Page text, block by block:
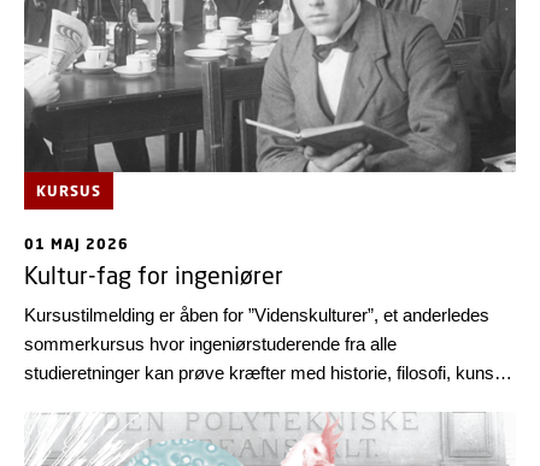
KURSUS
01 MAJ 2026
Kultur-fag for ingeniører
Kursustilmelding er åben for ”Videnskulturer”, et anderledes
sommerkursus hvor ingeniørstuderende fra alle
studieretninger kan prøve kræfter med historie, filosofi, kunst